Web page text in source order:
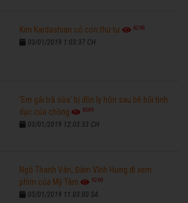
Kim Kardashian có con thứ tư 6268
03/01/2019 1:03:37 CH
'Em gái trà sữa' bị đồn ly hôn sau bê bối tình
dục của chồng
6589
03/01/2019 12:03:33 CH
Ngô Thanh Vân, Đàm Vĩnh Hưng đi xem
phim của Mỹ Tâm
6269
03/01/2019 11:03:00 SA